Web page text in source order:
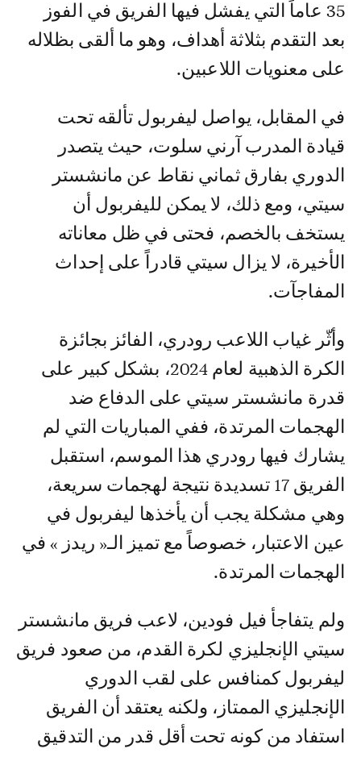
35 عاماً التي يفشل فيها الفريق في الفوز
بعد التقدم بثلاثة أهداف، وهو ما ألقى بظلاله
على معنويات اللاعبين.
في المقابل، يواصل ليفربول تألقه تحت
قيادة المدرب آرني سلوت، حيث يتصدر
الدوري بفارق ثماني نقاط عن مانشستر
سيتي، ومع ذلك، لا يمكن لليفربول أن
يستخف بالخصم، فحتى في ظل معاناته
الأخيرة، لا يزال سيتي قادراً على إحداث
المفاجآت.
وأثّر غياب اللاعب رودري، الفائز بجائزة
الكرة الذهبية لعام 2024، بشكل كبير على
قدرة مانشستر سيتي على الدفاع ضد
الهجمات المرتدة، ففي المباريات التي لم
يشارك فيها رودري هذا الموسم، استقبل
الفريق 17 تسديدة نتيجة لهجمات سريعة،
وهي مشكلة يجب أن يأخذها ليفربول في
عين الاعتبار، خصوصاً مع تميز الـ« ريدز » في
الهجمات المرتدة.
ولم يتفاجأ فيل فودين، لاعب فريق مانشستر
سيتي الإنجليزي لكرة القدم، من صعود فريق
ليفربول كمنافس على لقب الدوري
الإنجليزي الممتاز، ولكنه يعتقد أن الفريق
استفاد من كونه تحت أقل قدر من التدقيق